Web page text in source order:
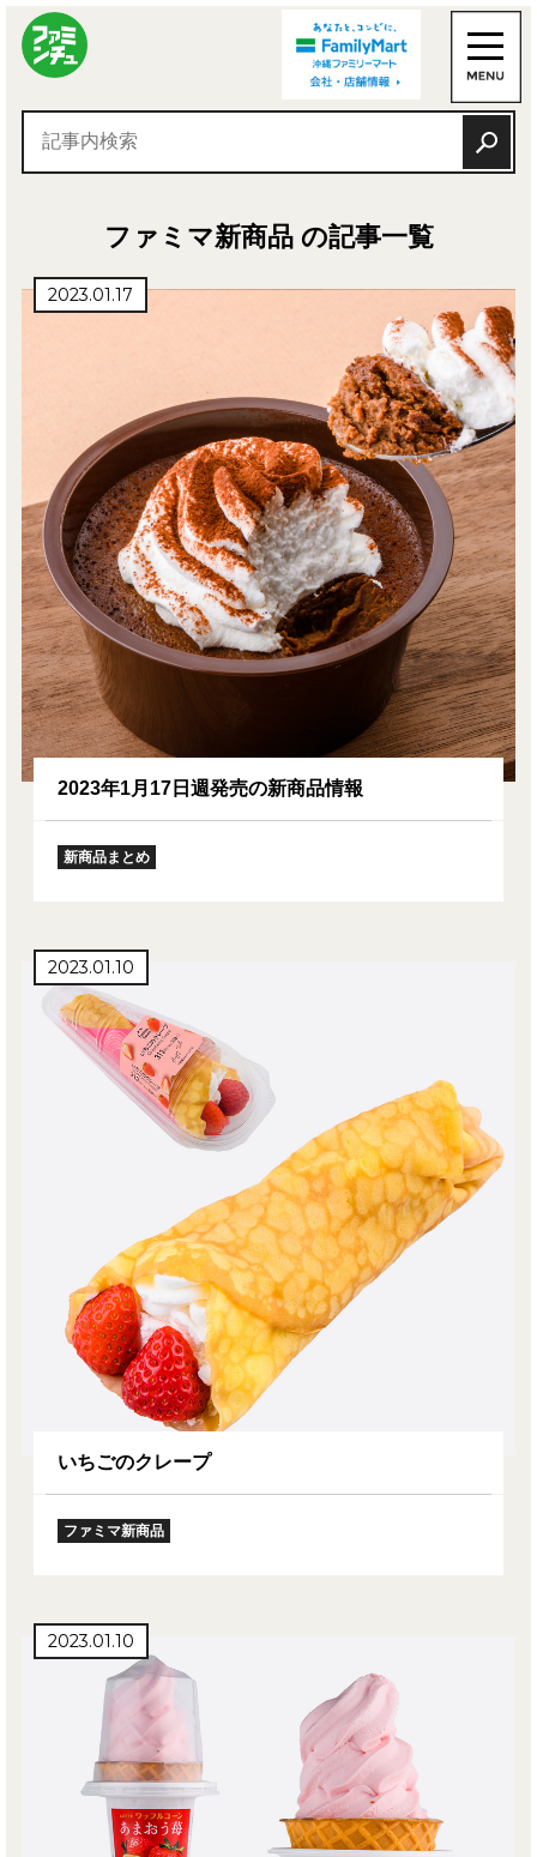
ファミマ新商品 の記事一覧
2023.01.17
2023年1月17日週発売の新商品情報
新商品まとめ
2023.01.10
いちごのクレープ
ファミマ新商品
2023.01.10